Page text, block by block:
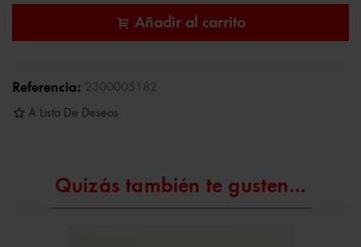
Añadir al carrito
Referencia: 2300005182
A Lista De Deseos
Quizás también te gusten...